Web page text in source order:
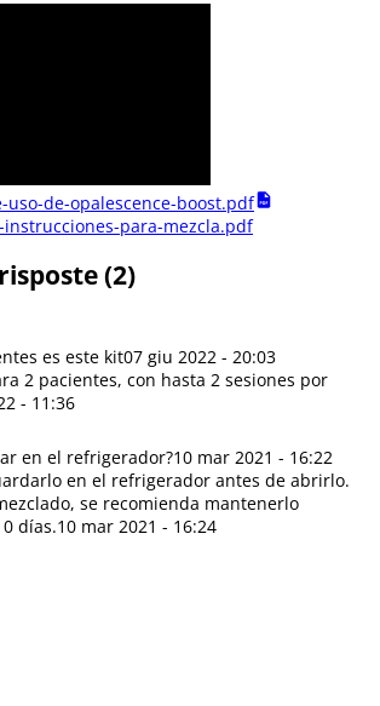
uso-de-opalescence-boost.pdf
instrucciones-para-mezcla.pdf
(2)
es este kit07 giu 2022 - 20:03
2 pacientes, con hasta 2 sesiones por
- 11:36
en el refrigerador?10 mar 2021 - 16:22
en el refrigerador antes de abrirlo.
se recomienda mantenerlo
días.10 mar 2021 - 16:24